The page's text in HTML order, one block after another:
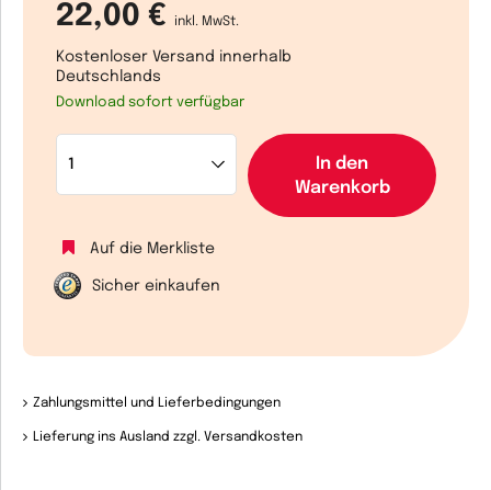
22,00 € inkl. MwSt.
Kostenloser Versand innerhalb
Deutschlands
Download sofort verfügbar
In den
Warenkorb
Auf die Merkliste
Sicher einkaufen
Zahlungsmittel und Lieferbedingungen
Lieferung ins Ausland zzgl. Versandkosten